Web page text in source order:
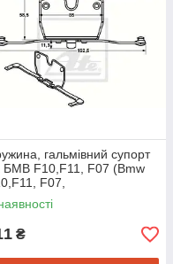
гальмівний супорт
БМВ F10,F11, F07 (Bmw
F07,
Ate
₴